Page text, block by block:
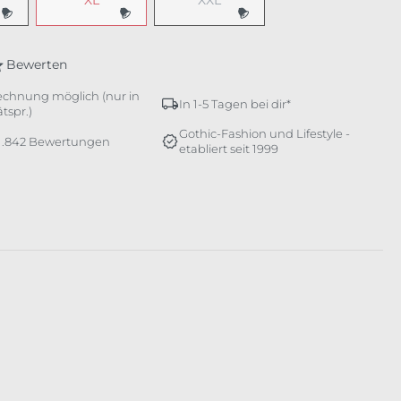
Option ist zurzeit nicht verfügbar.)
(Diese Option ist zurzeit nicht verfügbar.)
(Diese Option ist zurzeit nicht
Bewerten
möglich (nur in
In 1-5 Tagen bei dir*
Bewertungen
Gothic-Fashion und Lifestyle -
etabliert seit 1999